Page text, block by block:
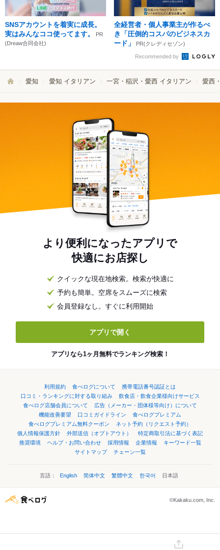
SNSアカウントを着実に成長。
実はみんなココ使ってます。
PR
(Dreaw合同会社)
全経営者・個人事業主が作るべ
き「圧倒的コスパのビジネスカ
ード」
PR(クレディセゾン)
Recommended by
愛知 愛知 イタリアン 一宮・稲沢・愛西 イタリアン 愛西
より便利になったアプリで
快適にお店探し
クイックな現在地検索。検索が快適に
予約も簡単。空席をスムーズに検索
会員登録なし。すぐに利用開始
アプリで開く
アプリなら1ヶ月無料でランキング検索！
利用規約 食べログについて
携帯電話番号認証とは
口コミ・ランキングに対する取り組み
飲食店・飲食企業様向けサービス
食べログ店舗会員について
広告（メーカー・団体様等向け）について
機能改善要望
口コミガイドライン
食べログプレミアム
食べログプレミアム無料クーポン
ネット予約（リクエスト予約）
個人情報保護方針
外部送信（オプトアウト）
特定商取引法に基づく表記
推奨環境
ヘルプ・お問い合わせ 採用情報 企業情報
キーワード一覧
サイトマップ
チェーン一覧
言語： English 简体中文 繁體中文 한국어 日本語
©Kakaku.com, Inc.